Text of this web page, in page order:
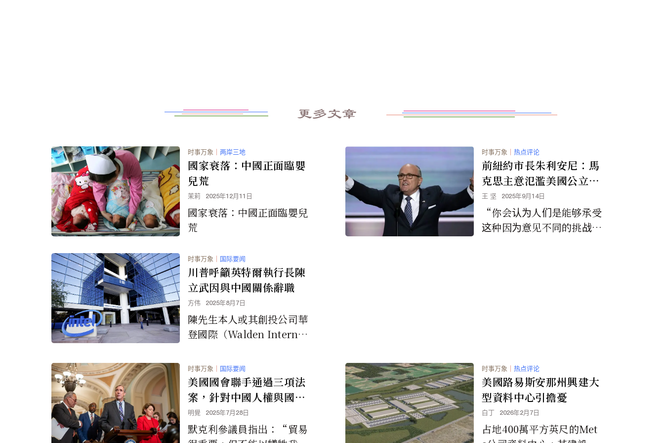
更多文章
时事万象 ｜ 两岸三地
國家衰落：中國正面臨嬰
兒荒
茉莉 2025年12月11日
國家衰落：中國正面臨嬰兒
荒
时事万象 ｜ 热点评论
前紐約市長朱利安尼：馬
克思主意氾濫美國公立學
校
王 坚 2025年9月14日
“你会认为人们是能够承受
这种因为意见不同的挑战
时事万象 ｜ 国际要闻
川普呼籲英特爾執行長陳
立武因與中國關係辭職
方伟 2025年8月7日
陳先生本人或其創投公司華
登國際（Walden Internat
期間，已向數百家中國科技
和半導體公司投資了超過2
億美元。
时事万象 ｜ 国际要闻
美國國會聯手通過三項法
案，針對中國人權與國家
安全，與川普的對華貿易
政策背道而馳
明覺 2025年7月28日
默克利參議員指出：“貿易
时事万象 ｜ 热点评论
美國路易斯安那州興建大
型資料中心引擔憂
白丁 2026年2月7日
占地400萬平方英尺的Met